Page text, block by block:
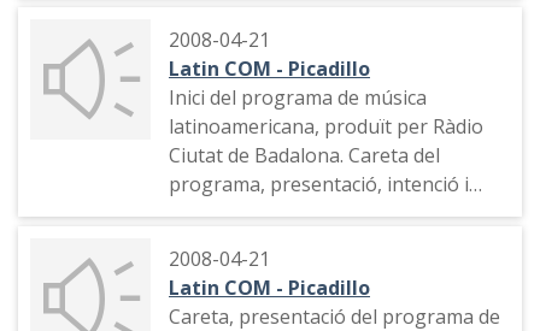
2008-04-21
Latin COM - Picadillo
Inici del programa de música
latinoamericana, produït per Ràdio
Ciutat de Badalona. Careta del
programa, presentació, intenció i
contingut del programa, selecció
2008-04-21
Latin COM - Picadillo
Careta, presentació del programa de